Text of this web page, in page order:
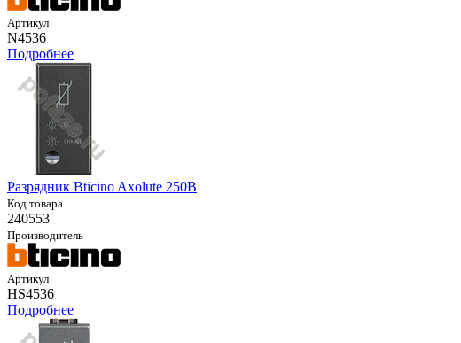
Артикул
N4536
Подробнее
Разрядник Bticino Axolute 250В
Код товара
240553
Производитель
Артикул
HS4536
Подробнее